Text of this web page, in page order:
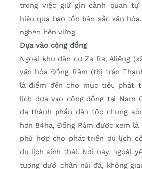
trong việc giữ gìn cảnh quan tự
hiệu quả bảo tồn bản sắc văn
nghèo bền vững.
Dựa vào cộng đồng
Ngoài khu dân cư Za Ra, Aliêng
văn hóa Đồng Râm (thị trấn
là điểm đến cho mục tiêu phát
lịch dựa vào cộng đồng tại Nam
đa thành phần dân tộc chung
hơn 84ha, Đồng Râm được xem là
phù hợp cho phát triển du lịch
du lịch sinh thái. Nơi này, ngoài
tượng dưới chân núi đá, không